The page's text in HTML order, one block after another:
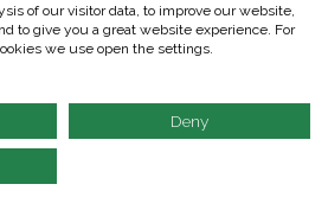
luominen ja muokkaaminen
kopiointi
testaaminen
of our visitor data, to improve our website,
to give you a great website experience. For
we use open the settings.
Deny